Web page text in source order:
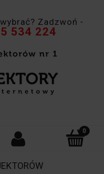
Zadzwoń -
534 224